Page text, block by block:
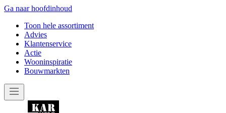
Ga naar hoofdinhoud
Toon hele assortiment
Advies
Klantenservice
Actie
Wooninspiratie
Bouwmarkten